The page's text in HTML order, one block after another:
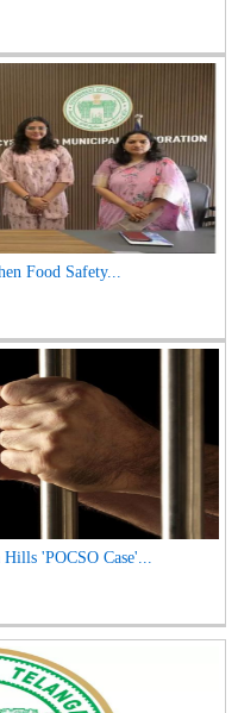
Food Safety...
'POCSO Case'...